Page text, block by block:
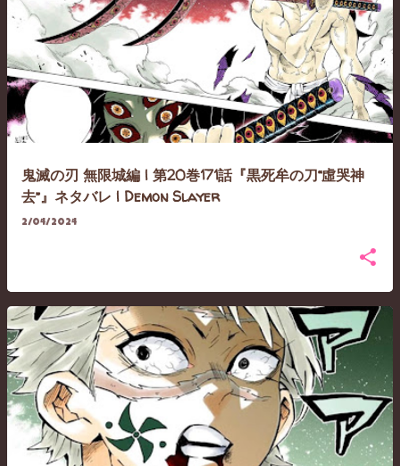
鬼滅の刃 無限城編 | 第20巻171話『黒死牟の刀“虛哭神
去”』ネタバレ | Demon Slayer
2/04/2024